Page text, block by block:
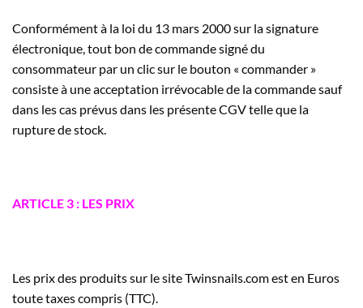
Conformément à la loi du 13 mars 2000 sur la signature
électronique, tout bon de commande signé du
consommateur par un clic sur le bouton « commander »
consiste à une acceptation irrévocable de la commande sauf
dans les cas prévus dans les présente CGV telle que la
rupture de stock.
ARTICLE 3 : LES PRIX
Les prix des produits sur le site Twinsnails.com est en Euros
toute taxes compris (TTC).